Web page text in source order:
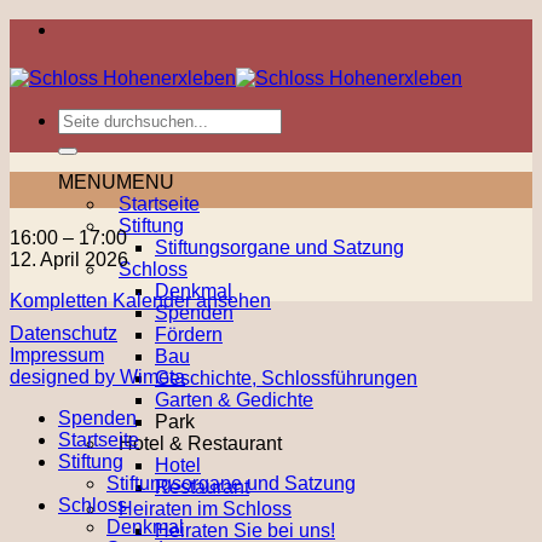
Zum
springen
MENUMENU
Startseite
Stiftung
Stiftungsorgane und Satzung
Schloss
Denkmal
Spenden
Fördern
Bau
Geschichte, Schlossführungen
Garten & Gedichte
Park
Hotel & Restaurant
Hotel
Restaurant
Heiraten im Schloss
Heiraten Sie bei uns!
Musik
zum
16:00 – 17:00
12. April 2026
Kompletten Kalender ansehen
Datenschutz
Impressum
designed by Wimeta
Spenden
Startseite
Stiftung
Stiftungsorgane und Satzung
Schloss
Denkmal